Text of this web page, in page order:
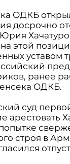
ОДКБ
досрочно
этой
уставом
ранее
ОДКБ.
суд
арестовать
строя в